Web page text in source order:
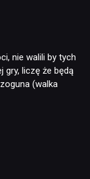
nie walili by tych
gry, liczę że będą
(walka